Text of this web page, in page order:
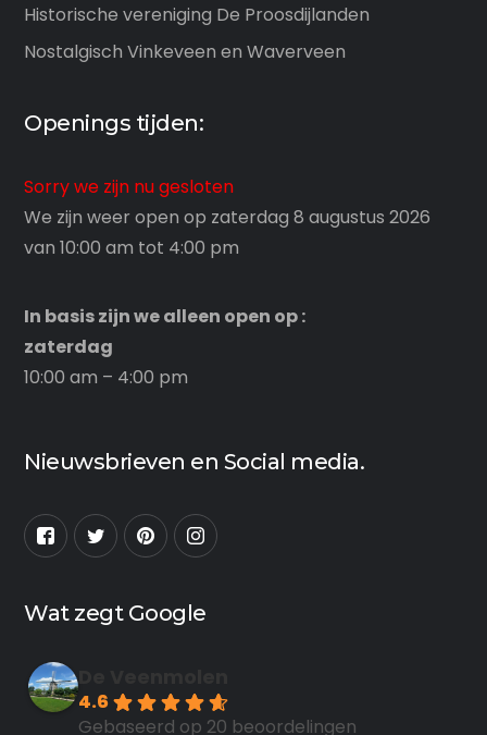
Historische vereniging De Proosdijlanden
Nostalgisch Vinkeveen en Waverveen
Openings tijden:
Sorry we zijn nu gesloten
We zijn weer open op zaterdag 8 augustus 2026
van 10:00 am tot 4:00 pm
In basis zijn we alleen open op :
zaterdag
10:00 am – 4:00 pm
Nieuwsbrieven en Social media.
Wat zegt Google
4.6
Gebaseerd op 20 beoordelingen